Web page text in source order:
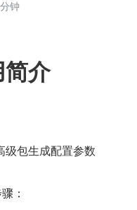
钟
介
级包生成配置参数
：